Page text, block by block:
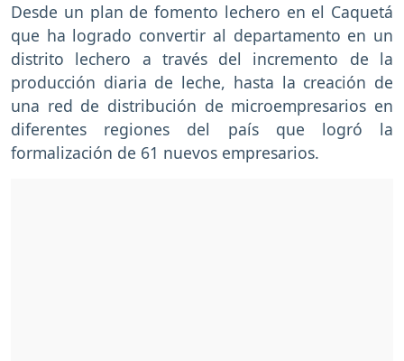
Desde un plan de fomento lechero en el Caquetá
que ha logrado convertir al departamento en un
distrito lechero a través del incremento de la
producción diaria de leche, hasta la creación de
una red de distribución de microempresarios en
diferentes regiones del país que logró la
formalización de 61 nuevos empresarios.